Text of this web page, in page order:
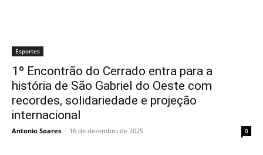
Esportes
1º Encontrão do Cerrado entra para a
história de São Gabriel do Oeste com
recordes, solidariedade e projeção
internacional
Antonio Soares - 16 de dezembro de 2025 0